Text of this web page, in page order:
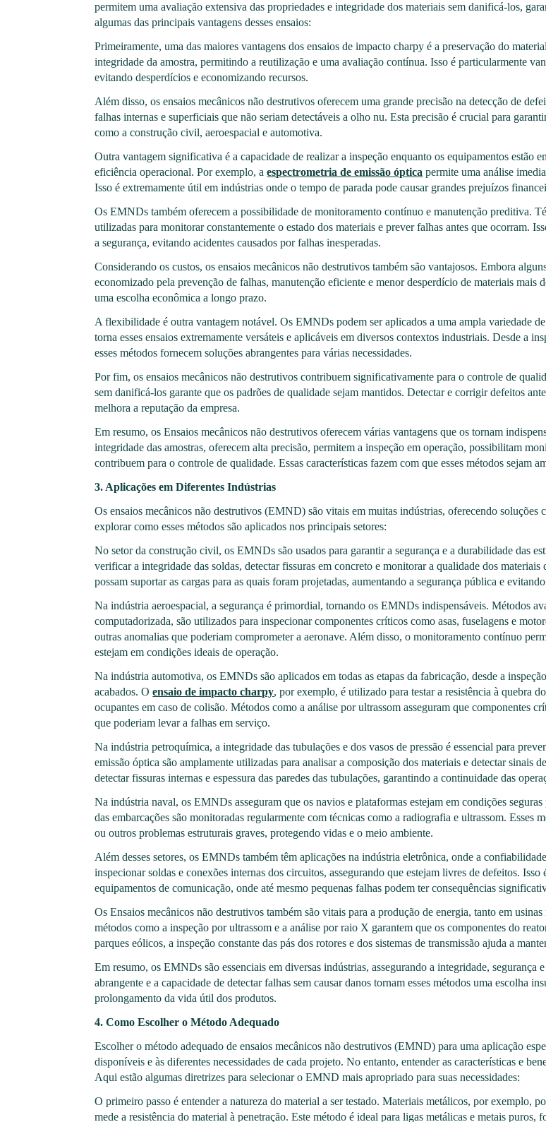
permitem uma avaliação extensiva das propriedades e integridade dos materiais sem danificá-los,
algumas das principais vantagens desses ensaios:
Primeiramente, uma das maiores vantagens dos ensaios de impacto charpy é a preservação do
integridade da amostra, permitindo a reutilização e uma avaliação contínua. Isso é particularmente
evitando desperdícios e economizando recursos.
Além disso, os ensaios mecânicos não destrutivos oferecem uma grande precisão na detecção de
falhas internas e superficiais que não seriam detectáveis a olho nu. Esta precisão é crucial para
como a construção civil, aeroespacial e automotiva.
Outra vantagem significativa é a capacidade de realizar a inspeção enquanto os equipamentos estão
eficiência operacional. Por exemplo, aespectrometria de emissão óptica permite uma análise
Isso é extremamente útil em indústrias onde o tempo de parada pode causar grandes prejuízos
Os EMNDs também oferecem a possibilidade de monitoramento contínuo e manutenção preditiva.
utilizadas para monitorar constantemente o estado dos materiais e prever falhas antes que ocorram.
a segurança, evitando acidentes causados por falhas inesperadas.
Considerando os custos, os ensaios mecânicos não destrutivos também são vantajosos. Embora
economizado pela prevenção de falhas, manutenção eficiente e menor desperdício de materiais mais
uma escolha econômica a longo prazo.
A flexibilidade é outra vantagem notável. Os EMNDs podem ser aplicados a uma ampla variedade
torna esses ensaios extremamente versáteis e aplicáveis em diversos contextos industriais. Desde a
esses métodos fornecem soluções abrangentes para várias necessidades.
Por fim, os ensaios mecânicos não destrutivos contribuem significativamente para o controle de
sem danificá-los garante que os padrões de qualidade sejam mantidos. Detectar e corrigir defeitos
melhora a reputação da empresa.
Em resumo, os Ensaios mecânicos não destrutivos oferecem várias vantagens que os tornam
integridade das amostras, oferecem alta precisão, permitem a inspeção em operação, possibilitam
contribuem para o controle de qualidade. Essas características fazem com que esses métodos sejam
3. Aplicações em Diferentes Indústrias
Os ensaios mecânicos não destrutivos (EMND) são vitais em muitas indústrias, oferecendo soluções
explorar como esses métodos são aplicados nos principais setores:
No setor da construção civil, os EMNDs são usados para garantir a segurança e a durabilidade das
verificar a integridade das soldas, detectar fissuras em concreto e monitorar a qualidade dos materiais
possam suportar as cargas para as quais foram projetadas, aumentando a segurança pública e
Na indústria aeroespacial, a segurança é primordial, tornando os EMNDs indispensáveis. Métodos
computadorizada, são utilizados para inspecionar componentes críticos como asas, fuselagens e
outras anomalias que poderiam comprometer a aeronave. Além disso, o monitoramento contínuo
estejam em condições ideais de operação.
Na indústria automotiva, os EMNDs são aplicados em todas as etapas da fabricação, desde a
acabados. Oensaio de impacto charpy, por exemplo, é utilizado para testar a resistência à quebra
ocupantes em caso de colisão. Métodos como a análise por ultrassom asseguram que componentes
que poderiam levar a falhas em serviço.
Na indústria petroquímica, a integridade das tubulações e dos vasos de pressão é essencial para
emissão óptica são amplamente utilizadas para analisar a composição dos materiais e detectar sinais
detectar fissuras internas e espessura das paredes das tubulações, garantindo a continuidade das
Na indústria naval, os EMNDs asseguram que os navios e plataformas estejam em condições
das embarcações são monitoradas regularmente com técnicas como a radiografia e ultrassom.
ou outros problemas estruturais graves, protegendo vidas e o meio ambiente.
Além desses setores, os EMNDs também têm aplicações na indústria eletrônica, onde a
inspecionar soldas e conexões internas dos circuitos, assegurando que estejam livres de defeitos.
equipamentos de comunicação, onde até mesmo pequenas falhas podem ter consequências
Os Ensaios mecânicos não destrutivos também são vitais para a produção de energia, tanto em
métodos como a inspeção por ultrassom e a análise por raio X garantem que os componentes do
parques eólicos, a inspeção constante das pás dos rotores e dos sistemas de transmissão ajuda a
Em resumo, os EMNDs são essenciais em diversas indústrias, assegurando a integridade,
abrangente e a capacidade de detectar falhas sem causar danos tornam esses métodos uma escolha
prolongamento da vida útil dos produtos.
4. Como Escolher o Método Adequado
Escolher o método adequado de ensaios mecânicos não destrutivos (EMND) para uma aplicação
disponíveis e às diferentes necessidades de cada projeto. No entanto, entender as características e
Aqui estão algumas diretrizes para selecionar o EMND mais apropriado para suas necessidades:
O primeiro passo é entender a natureza do material a ser testado. Materiais metálicos, por exemplo,
mede a resistência do material à penetração. Este método é ideal para ligas metálicas e metais